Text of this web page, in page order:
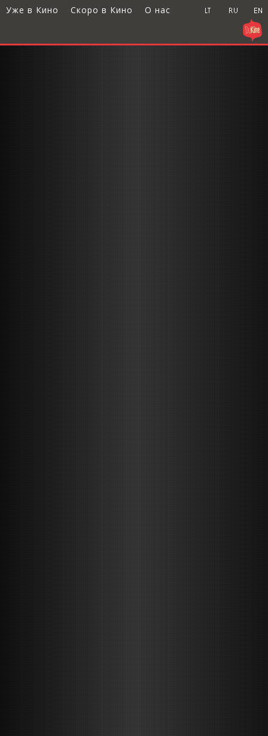
Уже в Кино Скоро в Кино О нас